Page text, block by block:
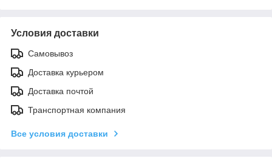
Условия доставки
Самовывоз
Доставка курьером
Доставка почтой
Транспортная компания
Все условия доставки